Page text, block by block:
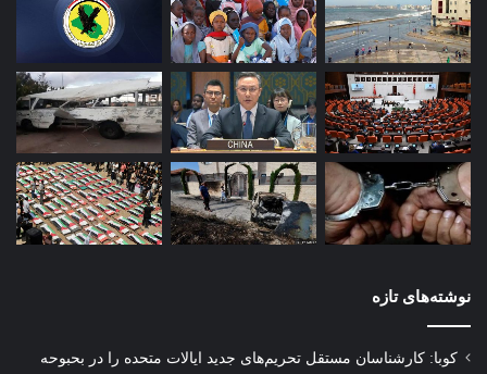
نوشته‌های تازه
کوبا: کارشناسان مستقل تحریم‌های جدید ایالات متحده را در بحبوحه